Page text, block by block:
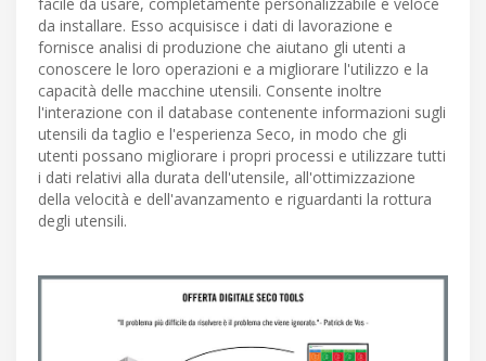
da installare. Esso acquisisce i dati di lavorazione e
fornisce analisi di produzione che aiutano gli utenti a
conoscere le loro operazioni e a migliorare l'utilizzo e la
capacità delle macchine utensili. Consente inoltre
l'interazione con il database contenente informazioni sugli
utensili da taglio e l'esperienza Seco, in modo che gli
utenti possano migliorare i propri processi e utilizzare tutti
i dati relativi alla durata dell'utensile, all'ottimizzazione
della velocità e dell'avanzamento e riguardanti la rottura
degli utensili.